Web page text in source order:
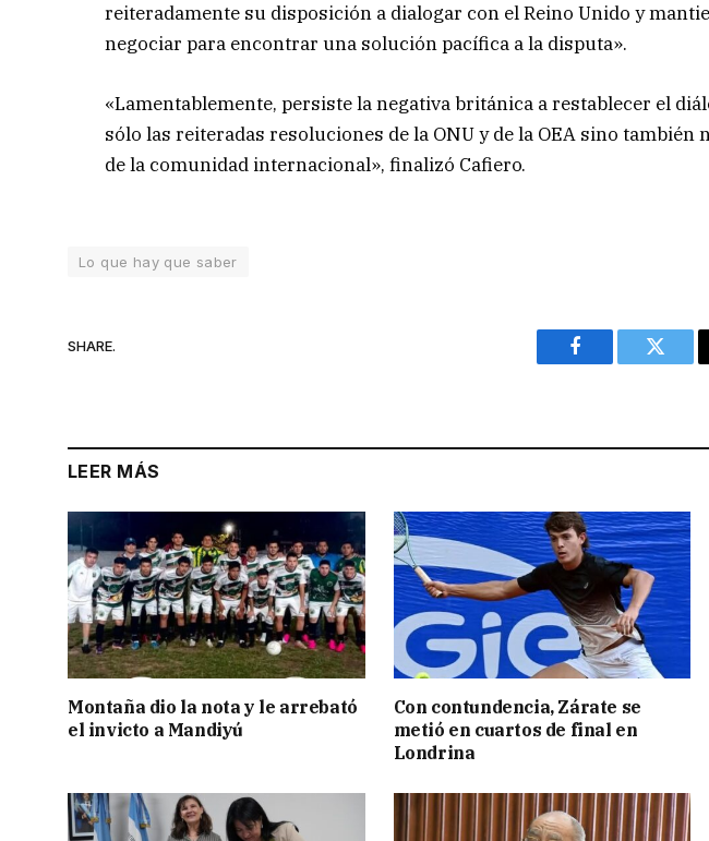
reiteradamente su disposición a dialogar con el Reino Unido y
negociar para encontrar una solución pacífica a la disputa».
«Lamentablemente, persiste la negativa británica a restablecer el
sólo las reiteradas resoluciones de la ONU y de la OEA sino
de la comunidad internacional», finalizó Cafiero.
Lo que hay que saber
SHARE.
Facebook
LEER MÁS
Montaña dio la nota y le arrebató
el invicto a Mandiyú
Con contundencia, Zárate se
metió en cuartos de final en
Londrina